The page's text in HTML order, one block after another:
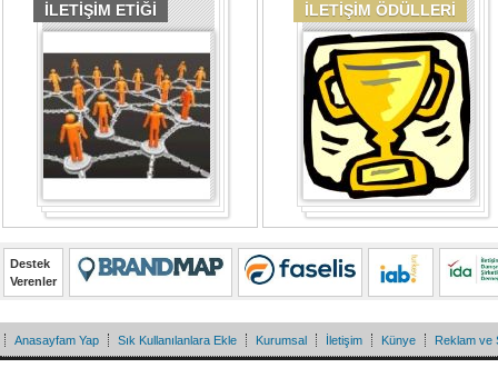
İLETİŞİM ETİĞİ İLETİŞİM ÖDÜLLERİ
Destek
Verenler
Anasayfam Yap Sık Kullanılanlara Ekle Kurumsal İletişim Künye Reklam ve